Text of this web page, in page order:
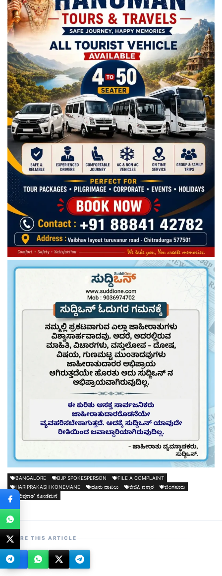
BANGALORE BJP SPOKESPERSON
FILE A COMPLAINT
HARIPRAKASH KONEMANE
ದೂರು ದಾಖಲು ಬಿಜೆಪಿ ವಕ್ತಾರ
ಬೆಂಗಳೂರು
ಹರಿಪ್ರಕಾಶ್ ಕೋಣೆಮನೆ
SHARE THIS ARTICLE